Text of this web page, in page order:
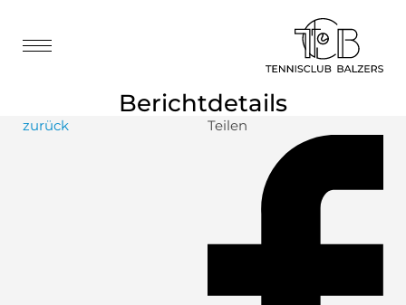
Berichtdetails
zurück Teilen